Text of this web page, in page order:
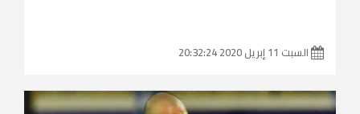
السبت 11 إبريل 2020 20:32:24